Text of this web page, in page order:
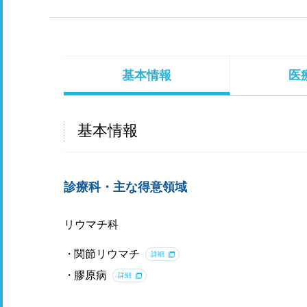
基本情報 医
基本情報
診療科・主な得意領域
リウマチ科
関節リウマチ 詳細
膠原病 詳細